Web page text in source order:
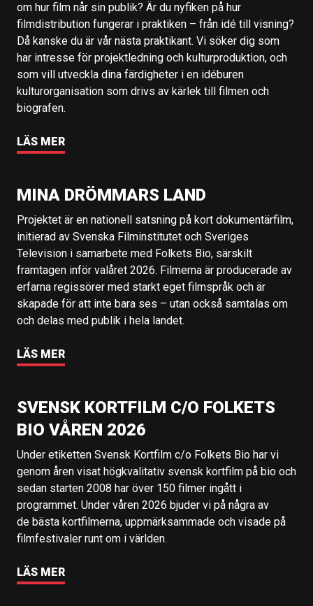
om hur film når sin publik? Är du nyfiken på hur
filmdistribution fungerar i praktiken – från idé till visning?
Då kanske du är vår nästa praktikant. Vi söker dig som
har intresse för projektledning och kulturproduktion, och
som vill utveckla dina färdigheter i en idéburen
kulturorganisation som drivs av kärlek till filmen och
biografen.
LÄS MER
MINA DRÖMMARS LAND
Projektet är en nationell satsning på kort dokumentärfilm,
initierad av Svenska Filminstitutet och Sveriges
Television i samarbete med Folkets Bio, särskilt
framtagen inför valåret 2026. Filmerna är producerade av
erfarna regissörer med starkt eget filmspråk och är
skapade för att inte bara ses – utan också samtalas om
och delas med publik i hela landet.
LÄS MER
SVENSK KORTFILM C/O FOLKETS
BIO VÅREN 2026
Under etiketten Svensk Kortfilm c/o Folkets Bio har vi
genom åren visat högkvalitativ svensk kortfilm på bio och
sedan starten 2008 har över 150 filmer ingått i
programmet. Under våren 2026 bjuder vi på några av
de bästa kortfilmerna, uppmärksammade och visade på
filmfestivaler runt om i världen.
LÄS MER